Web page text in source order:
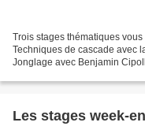
Trois stages thématiques
Techniques de cascade avec
Jonglage avec Benjamin
Les stages week-